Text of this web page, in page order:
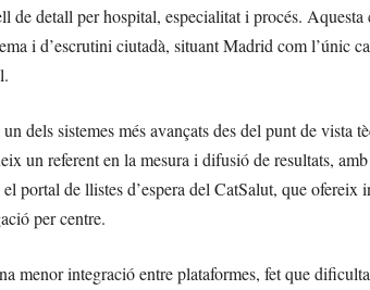
detall per hospital, especialitat i procés.
i d’escrutini ciutadà, situant Madrid com l’únic
dels sistemes més avançats des del punt de vista
un referent en la mesura i difusió de resultats,
portal de llistes d’espera del CatSalut, que
per centre.
menor integració entre plataformes, fet que